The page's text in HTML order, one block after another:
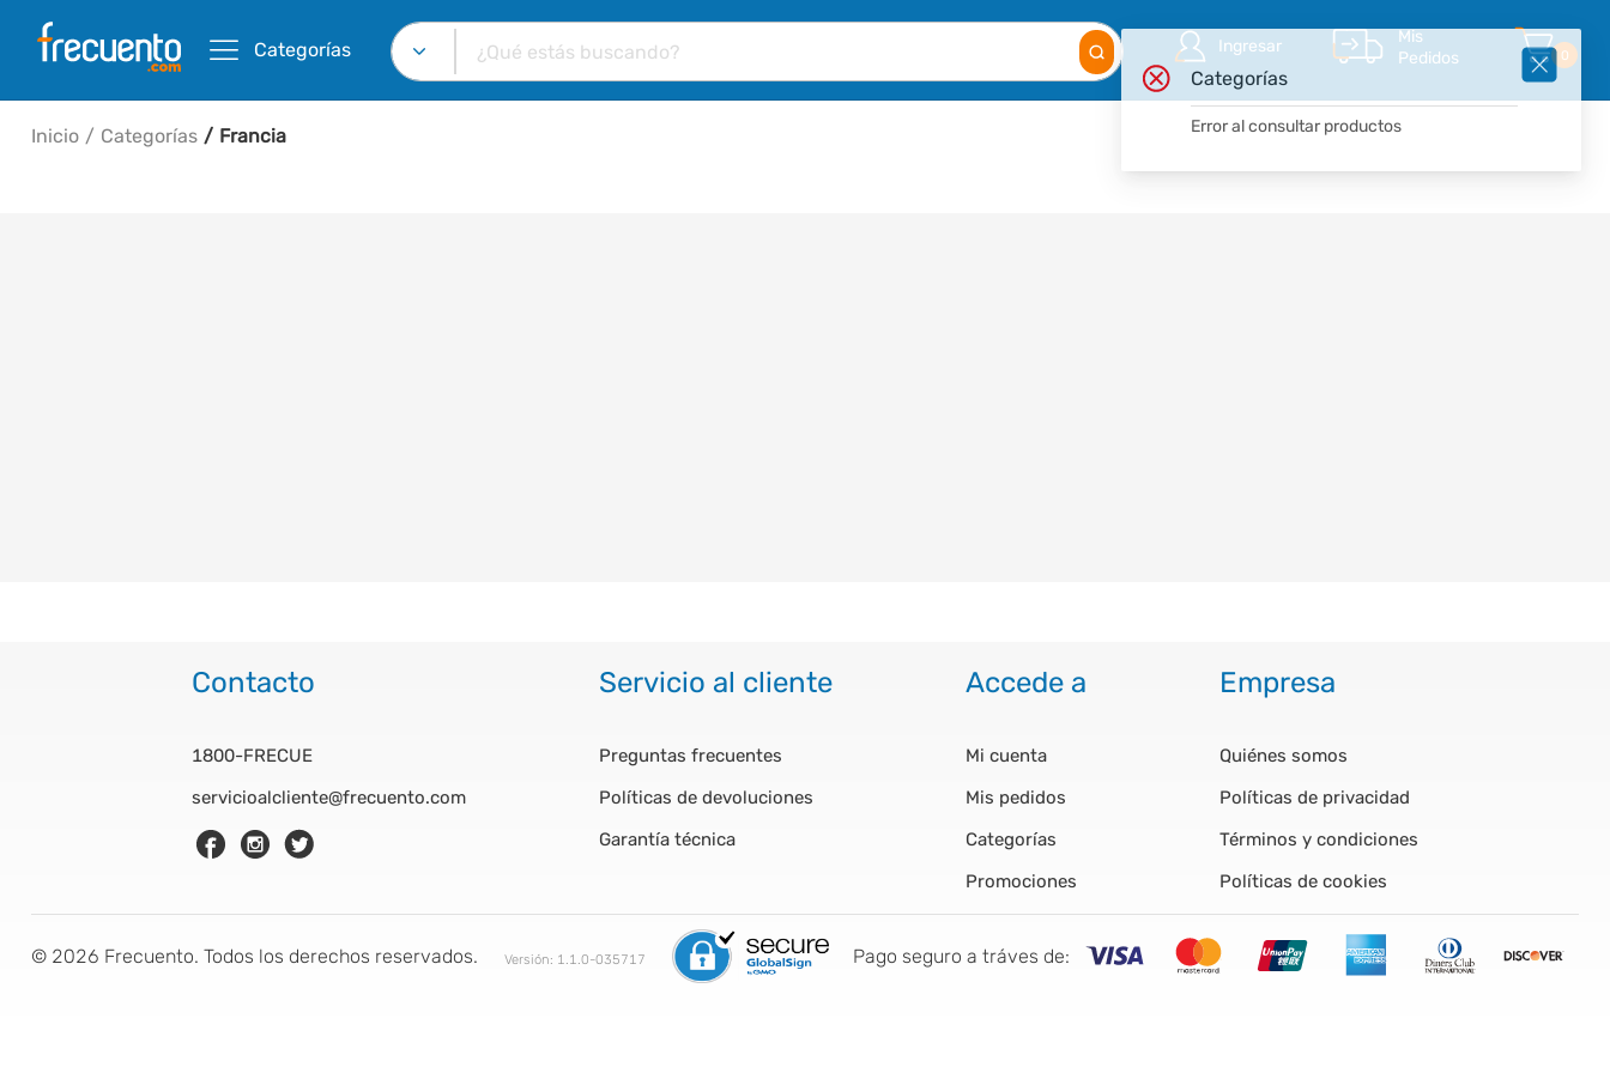
Categorías Ingresar
Mis
Pedidos
0
Inicio Categorías Francia
Contacto
1800-FRECUE
servicioalcliente@frecuento.com
Servicio al cliente
Preguntas frecuentes
Políticas de devoluciones
Garantía técnica
Accede a
Mi cuenta
Mis pedidos
Categorías
Promociones
Empresa
Quiénes somos
Políticas de privacidad
Términos y condiciones
Políticas de cookies
© 2026 Frecuento. Todos los derechos reservados. Versión: 1.1.0-035717 Pago seguro a tráves de: